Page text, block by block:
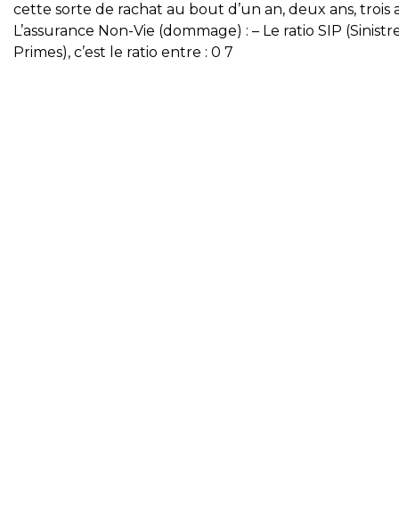
cette sorte de rachat au bout d’un an, deux ans, trois
L’assurance Non-Vie (dommage) : – Le ratio SIP
Primes), c’est le ratio entre : 0 7